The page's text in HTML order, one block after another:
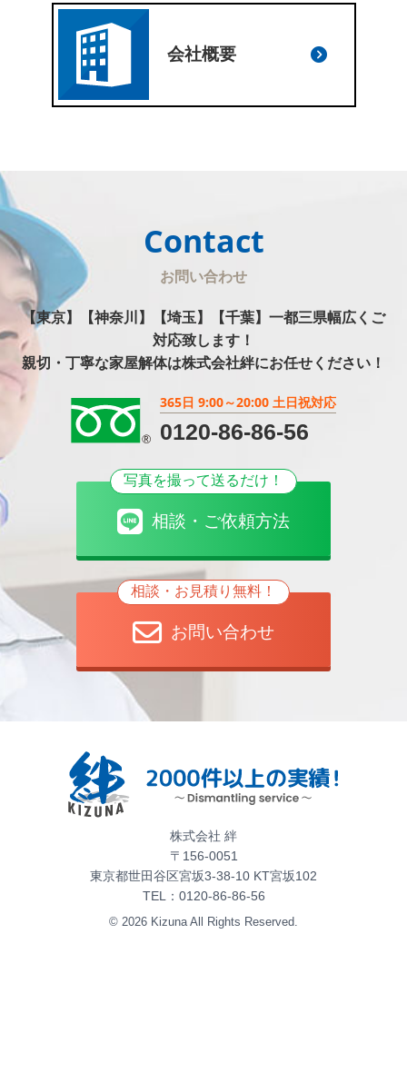
会社概要
Contact
お問い合わせ
【東京】【神奈川】【埼玉】【千葉】一都三県幅広くご
対応致します！
親切・丁寧な家屋解体は株式会社絆にお任せください！
365日 9:00～20:00 土日祝対応
0120-86-86-56
写真を撮って送るだけ！
相談・ご依頼方法
相談・お見積り無料！
お問い合わせ
株式会社 絆
〒156-0051
東京都世田谷区宮坂3-38-10 KT宮坂102
TEL： 0120-86-86-56
© 2026 Kizuna All Rights Reserved